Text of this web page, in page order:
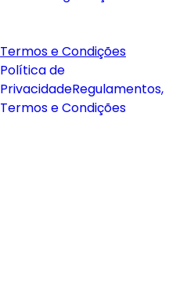
Termos e Condições
Política de
PrivacidadeRegulamentos,
Termos e Condições